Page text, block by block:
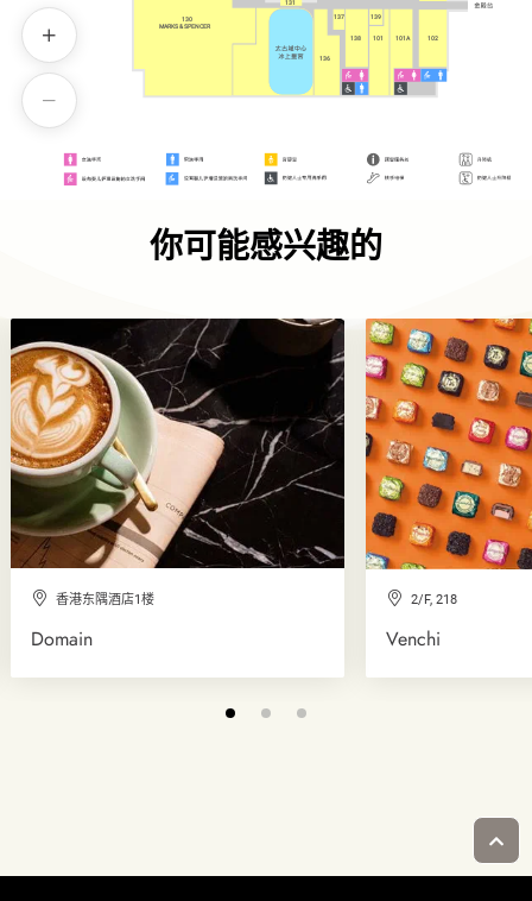
102
101A
101
139
138
137
136
MARKS & SPENCER
130
131
MARKS & SPENCER
130
你可能感兴趣的
香港东隅酒店1楼
Domain
2/F, 218
Venchi